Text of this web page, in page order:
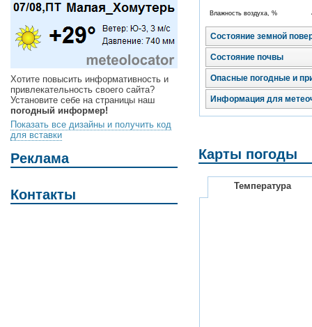
Хотите повысить информативность и
привлекательность своего сайта?
Установите себе на страницы наш
погодный информер!
Показать все дизайны и получить код
для вставки
Реклама
Контакты
Влажность воздуха, %
Состояние земной
Состояние почвы
Опасные погодные и
Информация для
Карты погоды
Температура